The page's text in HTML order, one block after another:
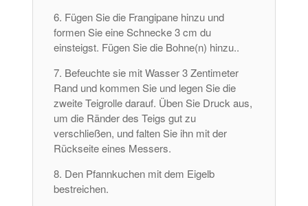
Fügen Sie die Frangipane hinzu und
formen Sie eine Schnecke 3 cm du
einsteigst. Fügen Sie die Bohne(n) hinzu..
Befeuchte sie mit Wasser 3 Zentimeter
Rand und kommen Sie und legen Sie die
zweite Teigrolle darauf. Üben Sie Druck aus,
um die Ränder des Teigs gut zu
verschließen, und falten Sie ihn mit der
Rückseite eines Messers.
Den Pfannkuchen mit dem Eigelb
bestreichen.